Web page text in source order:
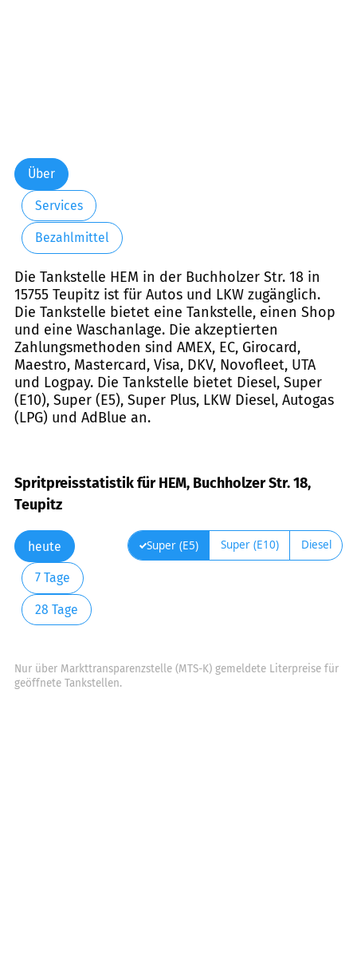
Über
Services
Bezahlmittel
Die Tankstelle HEM in der Buchholzer Str. 18 in
15755 Teupitz ist für Autos und LKW zugänglich.
Die Tankstelle bietet eine Tankstelle, einen Shop
und eine Waschanlage. Die akzeptierten
Zahlungsmethoden sind AMEX, EC, Girocard,
Maestro, Mastercard, Visa, DKV, Novofleet, UTA
und Logpay. Die Tankstelle bietet Diesel, Super
(E10), Super (E5), Super Plus, LKW Diesel, Autogas
(LPG) und AdBlue an.
Spritpreisstatistik für HEM, Buchholzer Str. 18,
Teupitz
heute
7 Tage
28 Tage
Super (E5) Super (E10) Diesel
Nur über Markttransparenzstelle (MTS-K) gemeldete Literpreise für
geöffnete Tankstellen.